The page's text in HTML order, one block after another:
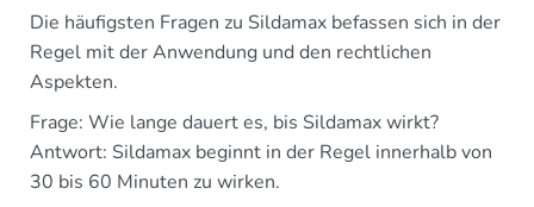
Die häufigsten Fragen zu Sildamax befassen sich in der
Regel mit der Anwendung und den rechtlichen
Aspekten.
Frage: Wie lange dauert es, bis Sildamax wirkt?
Antwort: Sildamax beginnt in der Regel innerhalb von
30 bis 60 Minuten zu wirken.